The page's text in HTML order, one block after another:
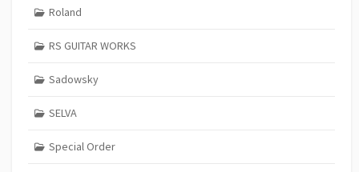
Roland
RS GUITAR WORKS
Sadowsky
SELVA
Special Order